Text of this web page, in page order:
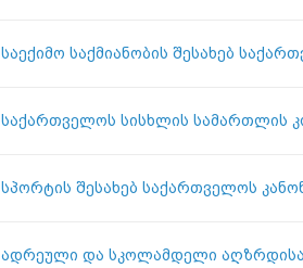
საექიმო საქმიანობის შესახებ
საქართველოს სისხლის სამართლის
სპორტის შესახებ საქართველოს
ადრეული და სკოლამდელი აღზრდისა